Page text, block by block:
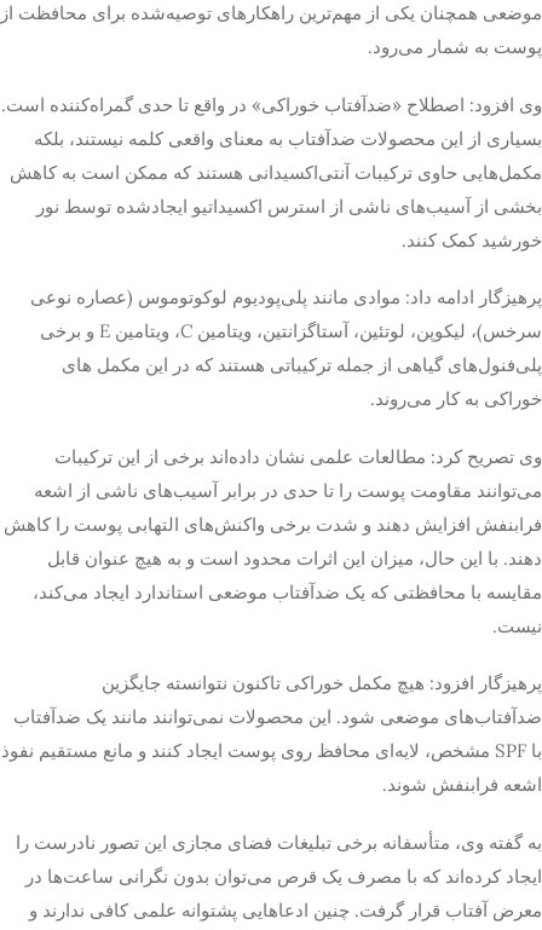
آوین دیلی
پایگاه خبری آبان
خرید موتور ایمپلنت
موضعی همچنان یکی از مهم‌ترین راهکارهای توصیه‌شده برای محافظت از
پوست به شمار می‌رود.
وی افزود: اصطلاح «ضدآفتاب خوراکی» در واقع تا حدی گمراه‌کننده است.
بسیاری از این محصولات ضدآفتاب به معنای واقعی کلمه نیستند، بلکه
مکمل‌هایی حاوی ترکیبات آنتی‌اکسیدانی هستند که ممکن است به کاهش
بخشی از آسیب‌های ناشی از استرس اکسیداتیو ایجادشده توسط نور
خورشید کمک کنند.
پرهیزگار ادامه داد: موادی مانند پلی‌پودیوم لوکوتوموس (عصاره نوعی
سرخس)، لیکوپن، لوتئین، آستاگزانتین، ویتامین C، ویتامین E و برخی
پلی‌فنول‌های گیاهی از جمله ترکیباتی هستند که در این مکمل های
خوراکی به کار می‌روند.
وی تصریح کرد: مطالعات علمی نشان داده‌اند برخی از این ترکیبات
می‌توانند مقاومت پوست را تا حدی در برابر آسیب‌های ناشی از اشعه
فرابنفش افزایش دهند و شدت برخی واکنش‌های التهابی پوست را کاهش
دهند. با این حال، میزان این اثرات محدود است و به هیچ عنوان قابل
مقایسه با محافظتی که یک ضدآفتاب موضعی استاندارد ایجاد می‌کند،
نیست.
پرهیزگار افزود: هیچ مکمل خوراکی تاکنون نتوانسته جایگزین
ضدآفتاب‌های موضعی شود. این محصولات نمی‌توانند مانند یک ضدآفتاب
با SPF مشخص، لایه‌ای محافظ روی پوست ایجاد کنند و مانع مستقیم نفوذ
اشعه فرابنفش شوند.
به گفته وی، متأسفانه برخی تبلیغات فضای مجازی این تصور نادرست را
ایجاد کرده‌اند که با مصرف یک قرص می‌توان بدون نگرانی ساعت‌ها در
معرض آفتاب قرار گرفت. چنین ادعاهایی پشتوانه علمی کافی ندارند و